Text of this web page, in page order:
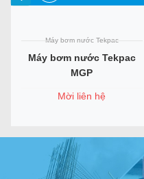
Máy bơm nước Tekpac
Máy bơm nước Tekpac
MGP
Mời liên hệ